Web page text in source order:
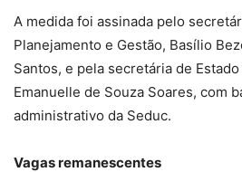
A medida foi assinada pelo
Planejamento e Gestão, Basílio
Santos, e pela secretária de
Emanuelle de Souza Soares, com
administrativo da Seduc.
Vagas remanescentes